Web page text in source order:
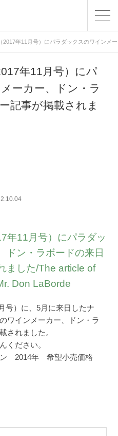
2017年11月号）にパラダックスのワインメ
年11月号）にパ
ーカー、ドン・ラ
記事が掲載されま
年11月号）にパラダッ
ドン・ラボードの来日
ました/The article of
Don LaBorde
号）に、5月に来日したナ
のワインメーカー、ドン・ラ
されました。
ください。
2014年 希望小売価格